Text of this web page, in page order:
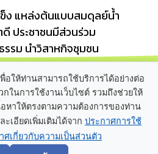
ง แหล่งต้นแบบสมดุลย์น้ำ
ประชาชนมีส่วนร่วม
รม นำวิสาหกิจชุมชน
เรา ติดต่อเรา
อให้ท่านสามารถใช้บริการได้อย่างต่อ
ในการใช้งานเว็บไซต์ รวมถึงช่วยให้
อหาให้ตรงตามความต้องการของท่าน
เอียดเพิ่มเติมได้จาก ประกาศการใช้
ศเกี่ยวกับความเป็นส่วนตัว